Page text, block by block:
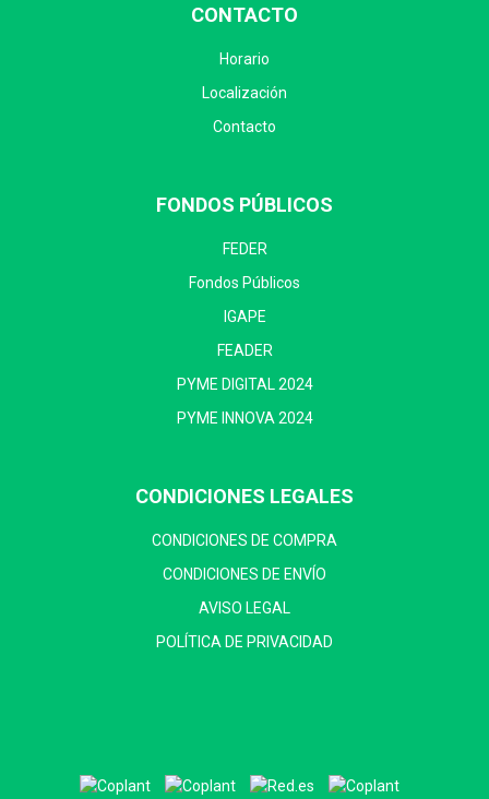
CONTACTO
Horario
Localización
Contacto
FONDOS PÚBLICOS
FEDER
Fondos Públicos
IGAPE
FEADER
PYME DIGITAL 2024
PYME INNOVA 2024
CONDICIONES LEGALES
CONDICIONES DE COMPRA
CONDICIONES DE ENVÍO
AVISO LEGAL
POLÍTICA DE PRIVACIDAD